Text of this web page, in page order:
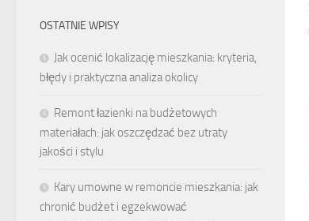
OSTATNIE WPISY
Jak ocenić lokalizację mieszkania: kryteria,
błędy i praktyczna analiza okolicy
Remont łazienki na budżetowych
materiałach: jak oszczędzać bez utraty
jakości i stylu
Kary umowne w remoncie mieszkania: jak
chronić budżet i egzekwować